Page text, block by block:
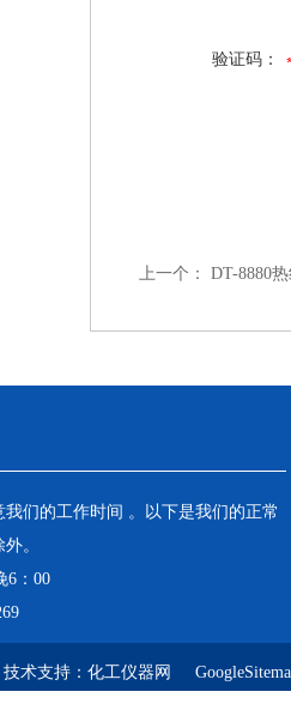
验证码：
上一个： DT-8880
们的工作时间 。以下是我们的正常
。
6：00
术支持： 化工仪器网